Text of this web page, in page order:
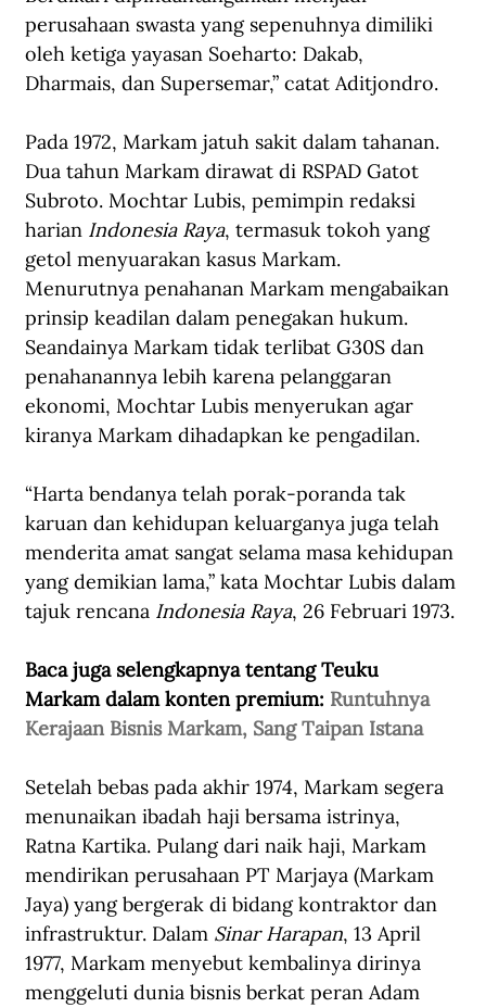
perusahaan swasta yang sepenuhnya dimiliki
oleh ketiga yayasan Soeharto: Dakab,
Dharmais, dan Supersemar,” catat Aditjondro.
Pada 1972, Markam jatuh sakit dalam tahanan.
Dua tahun Markam dirawat di RSPAD Gatot
Subroto. Mochtar Lubis, pemimpin redaksi
harian Indonesia Raya, termasuk tokoh yang
getol menyuarakan kasus Markam.
Menurutnya penahanan Markam mengabaikan
prinsip keadilan dalam penegakan hukum.
Seandainya Markam tidak terlibat G30S dan
penahanannya lebih karena pelanggaran
ekonomi, Mochtar Lubis menyerukan agar
kiranya Markam dihadapkan ke pengadilan.
“Harta bendanya telah porak-poranda tak
karuan dan kehidupan keluarganya juga telah
menderita amat sangat selama masa kehidupan
yang demikian lama,” kata Mochtar Lubis dalam
tajuk rencana Indonesia Raya, 26 Februari 1973.
Baca juga selengkapnya tentang Teuku
Markam dalam konten premium: Runtuhnya
Kerajaan Bisnis Markam, Sang Taipan Istana
Setelah bebas pada akhir 1974, Markam segera
menunaikan ibadah haji bersama istrinya,
Ratna Kartika. Pulang dari naik haji, Markam
mendirikan perusahaan PT Marjaya (Markam
Jaya) yang bergerak di bidang kontraktor dan
infrastruktur. Dalam Sinar Harapan, 13 April
1977, Markam menyebut kembalinya dirinya
menggeluti dunia bisnis berkat peran Adam